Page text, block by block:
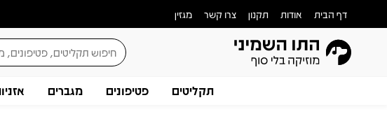
דף הבית אודות תקנון צרו קשר מגזין
תקליטים פטיפונים מגברים